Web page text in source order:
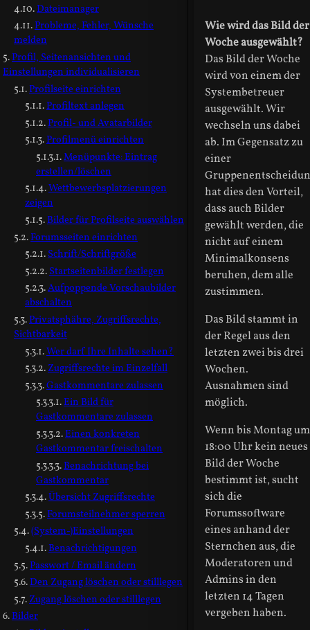
Dateimanager
Probleme, Fehler, Wünsche
melden
Profil, Seitenansichten und
Einstellungen individualisieren
Profilseite einrichten
Profiltext anlegen
Profil- und Avatarbilder
Profilmenü einrichten
Menüpunkte: Eintrag
erstellen/löschen
Wettbewerbsplatzierungen
zeigen
Bilder für Profilseite auswählen
Forumsseiten einrichten
Schrift/Schriftgröße
Startseitenbilder festlegen
Aufpoppende Vorschaubilder
abschalten
Privatsphähre, Zugriffsrechte,
Sichtbarkeit
Wer darf Ihre Inhalte sehen?
Zugriffsrechte im Einzelfall
Gastkommentare zulassen
Ein Bild für
Gastkommentare zulassen
Einen konkreten
Gastkommentar freischalten
Benachrichtung bei
Gastkommentar
Übersicht Zugriffsrechte
Forumsteilnehmer sperren
(System-)Einstellungen
Benachrichtigungen
Passwort / Email ändern
Den Zugang löschen oder stilllegen
Zugang löschen oder stilllegen
Bilder
Wie wird das Bild der
Woche ausgewählt?
Das Bild der Woche
wird von einem der
Systembetreuer
ausgewählt. Wir
wechseln uns dabei
ab. Im Gegensatz zu
einer
hat dies den Vorteil,
dass auch Bilder
gewählt werden, die
nicht auf einem
Minimalkonsens
beruhen, dem alle
zustimmen.
Das Bild stammt in
der Regel aus den
letzten zwei bis drei
Wochen.
Ausnahmen sind
möglich.
Wenn bis Montag um
18:00 Uhr kein neues
Bild der Woche
bestimmt ist, sucht
sich die
Forumssoftware
eines anhand der
Sternchen aus, die
Moderatoren und
Admins in den
letzten 14 Tagen
vergeben haben.